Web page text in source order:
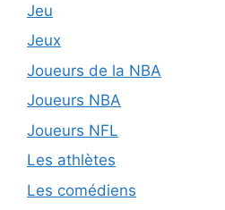
Jeu
Jeux
Joueurs de la NBA
Joueurs NBA
Joueurs NFL
Les athlètes
Les comédiens